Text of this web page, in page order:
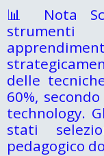
📊 Nota
delle
60%,
technology.
stati
pedagogico